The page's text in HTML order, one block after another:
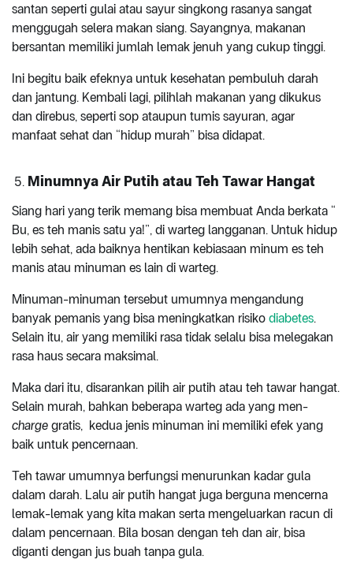
santan seperti gulai atau sayur singkong rasanya sangat
menggugah selera makan siang. Sayangnya, makanan
bersantan memiliki jumlah lemak jenuh yang cukup tinggi.
Ini begitu baik efeknya untuk kesehatan pembuluh darah
dan jantung. Kembali lagi, pilihlah makanan yang dikukus
dan direbus, seperti sop ataupun tumis sayuran, agar
manfaat sehat dan “hidup murah” bisa didapat.
Minumnya Air Putih atau Teh Tawar Hangat
Siang hari yang terik memang bisa membuat Anda berkata “
Bu, es teh manis satu ya!”, di warteg langganan. Untuk hidup
lebih sehat, ada baiknya hentikan kebiasaan minum es teh
manis atau minuman es lain di warteg.
Minuman-minuman tersebut umumnya mengandung
banyak pemanis yang bisa meningkatkan risiko diabetes.
Selain itu, air yang memiliki rasa tidak selalu bisa melegakan
rasa haus secara maksimal.
Maka dari itu, disarankan pilih air putih atau teh tawar hangat.
Selain murah, bahkan beberapa warteg ada yang men-
charge gratis, kedua jenis minuman ini memiliki efek yang
baik untuk pencernaan.
Teh tawar umumnya berfungsi menurunkan kadar gula
dalam darah. Lalu air putih hangat juga berguna mencerna
lemak-lemak yang kita makan serta mengeluarkan racun di
dalam pencernaan. Bila bosan dengan teh dan air, bisa
diganti dengan jus buah tanpa gula.